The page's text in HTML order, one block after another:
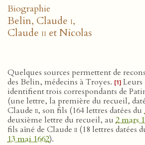
Biographie
Belin, Claude i,
Claude ii et Nicolas
Quelques sources permettent de
des Belin, médecins à Troyes. [1] Leurs
identifient trois correspondants de
(une lettre, la première du recueil,
Claude ii, son fils (164 lettres datées du
deuxième lettre du recueil, au 2 mars
fils aîné de Claude ii (18 lettres datées
13 mai 1662).